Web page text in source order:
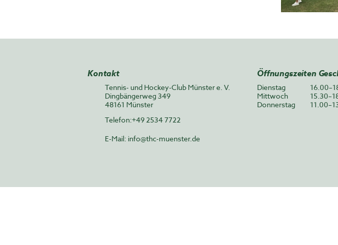
Kontakt
Tennis- und Hockey-Club Münster e. V.
Dingbängerweg 349
48161 Münster
Telefon:+49 2534 7722
E-Mail: info@thc-muenster.de
Öffnungszeiten
Dienstag
Mittwoch
Donnerstag